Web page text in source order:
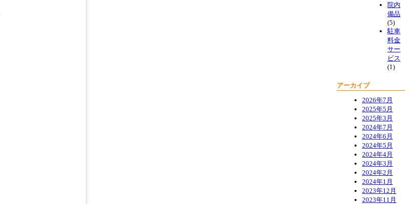
院内
備品
(5)
駐車
料金
サー
ビス
(1)
アーカイブ
2026年7月
2025年5月
2025年3月
2024年7月
2024年6月
2024年5月
2024年4月
2024年3月
2024年2月
2024年1月
2023年12月
2023年11月